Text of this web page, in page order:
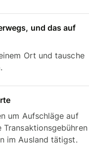
und das auf
Ort und tausche
um Aufschläge auf
Transaktionsgebühren
im Ausland tätigst.